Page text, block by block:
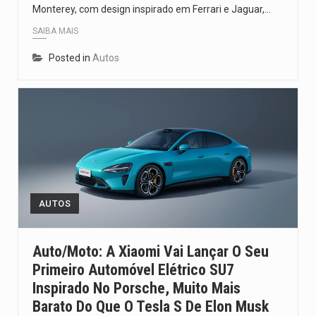
Monterey, com design inspirado em Ferrari e Jaguar,…
SAIBA MAIS
Posted in Autos
AUTOS
Auto/Moto: A Xiaomi Vai Lançar O Seu
Primeiro Automóvel Elétrico SU7
Inspirado No Porsche, Muito Mais
Barato Do Que O Tesla S De Elon Musk